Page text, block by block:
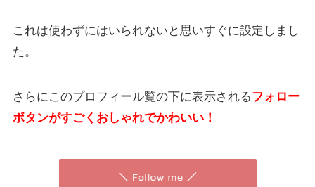
これは使わずにはいられないと思いすぐに設定しまし
た。
さらにこのプロフィール覧の下に表示されるフォロー
ボタンがすごくおしゃれでかわいい！